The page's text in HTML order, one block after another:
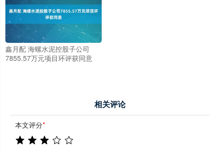
鑫月配 海螺水泥控股子公司
7855.57万元项目环评获同意
相关评论
本文评分*